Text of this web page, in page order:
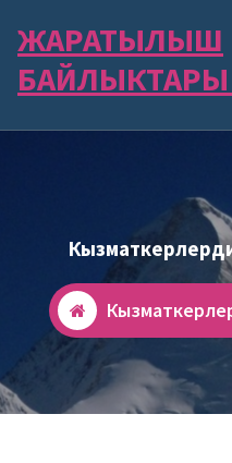
content
ЖАРАТЫЛЫШ